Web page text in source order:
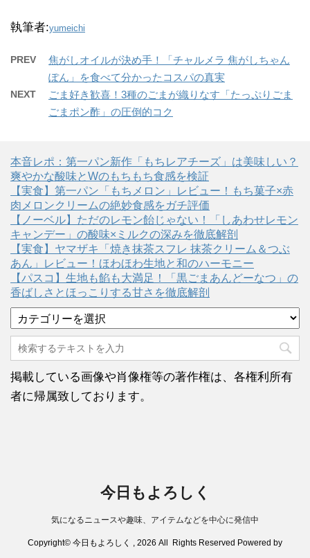
執筆者:yumeichi
PREV
焦がしオイルが決め手！「チャルメラ 焦がしちゃん
ぽん」を食べて分かったコスパの真実
NEXT
ごま好き歓喜！3種のごまが織りなす「たっぷりごま
ごまポン酢」の圧倒的コク
本音レポ：第一パン新作「もちレアチーズ」は美味しい？
爽やかな酸味とWのもちもち食感を検証
【実食】第一パン「もちメロン」レビュー！もち菓子×赤
肉メロンクリームの絶妙食感をガチ評価
【ノーベル】ただのレモン飴じゃない！「しあわせレモン
キャンデー」の酸味×ミルクの深みを徹底解剖
【実食】ヤマザキ「焼き抹茶スフレ 抹茶クリーム＆つぶ
あん」レビュー！ほわほわ生地と和のハーモニー
【パスコ】生地も餡も大満足！「黒ごまあんどーなつ」の
香ばしさとほっこりする甘さを徹底解剖
テ
ゴ
リ
ー
掲載している画像や肖像権等の著作権は、各権利所有
者に帰属致しております。
今日もよろしく
気になるニュースや趣味、アイテムなどを中心に発信中
Copyright© 今日もよろしく , 2026 All Rights Reserved Powered by